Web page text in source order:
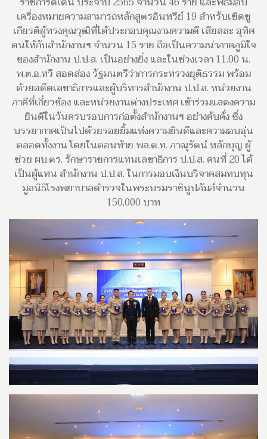
เครื่องหมายความสามารถหลักสูตรอินทรีย์ 19 สำหรับเชิดชู
เกียรติผู้ทรงคุณวุฒิที่ได้ประกอบคุณงามความดี เสียสละ อุทิศ
ตนให้กับสำนักงานฯ จำนวน 15 ราย ถือเป็นความน่าภาคภูมิใจ
ของสำนักงาน ป.ป.ส. เป็นอย่างยิ่ง และในช่วงเวลา 11.00 น.
พ.ต.อ.ทวี สอดส่อง รัฐมนตรีว่าการกระทรวงยุติธรรม พร้อม
ด้วยอดีตเลขาธิการและผู้บริหารสำนักงาน ป.ป.ส. หน่วยงาน
ภาคีที่เกี่ยวข้อง และหน่วยงานต่างประเทศ เข้าร่วมแสดงความ
ยินดีในวันครบรอบการก่อตั้งสำนักงานฯ อย่างคับคั่ง ซึ่ง
บรรยากาศเป็นไปด้วยรอยยิ้มแห่งความยินดีและความอบอุ่น
ตลอดทั้งงาน โดยในตอนท้าย พล.ต.ท. ภาณุรัตน์ หลักบุญ ผู้
ช่วย ผบ.ตร. รักษาราชการแทนเลขาธิการ ป.ป.ส. คนที่ 20 ได้
เป็นผู้แทน สำนักงาน ป.ป.ส. ในการมอบเงินบริจาคสมทบทุน
มูลนิธิโรงพยาบาลตำรวจในพระบรมราชินูปภัมภ์จำนวน
150,000 บาท